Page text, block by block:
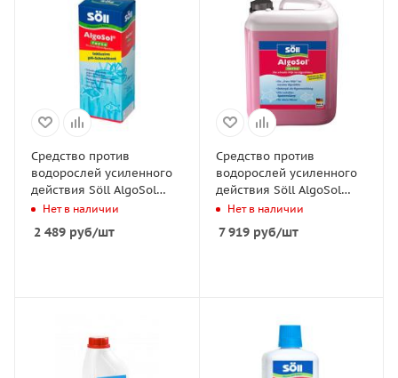
Средство против
водорослей усиленного
действия Söll AlgoSol
Forte 0.5 л
Нет в наличии
2 489 руб/шт
Средство против
водорослей усиленного
действия Söll AlgoSol
Forte 2.5 л
Нет в наличии
7 919руб/шт